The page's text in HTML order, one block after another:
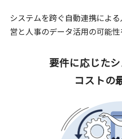
システムを跨ぐ自動連携によ
営と人事のデータ活用の可能性
要件に応じた
コストの